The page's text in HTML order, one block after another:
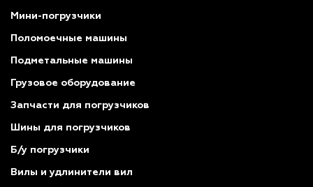
Мини-погрузчики
Поломоечные машины
Подметальные машины
Грузовое оборудование
Запчасти для погрузчиков
Шины для погрузчиков
Б/у погрузчики
Вилы и удлинители вил